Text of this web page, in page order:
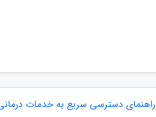
راهنمای دسترسی سریع به خدمات